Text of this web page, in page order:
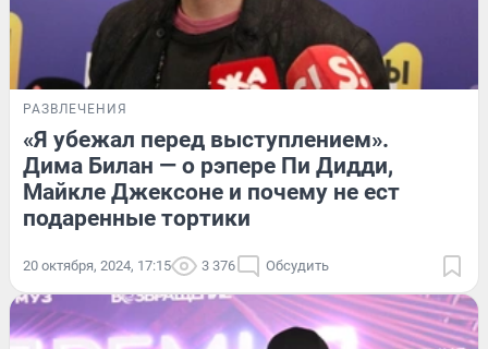
РАЗВЛЕЧЕНИЯ
«Я убежал перед выступлением».
Дима Билан — о рэпере Пи Дидди,
Майкле Джексоне и почему не ест
подаренные тортики
20 октября, 2024, 17:15 3 376 Обсудить